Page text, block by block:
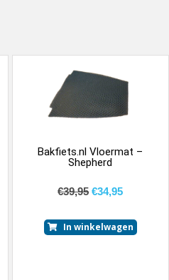
Bakfiets.nl Vloermat –
Shepherd
€39,95 €34,95
In winkelwagen